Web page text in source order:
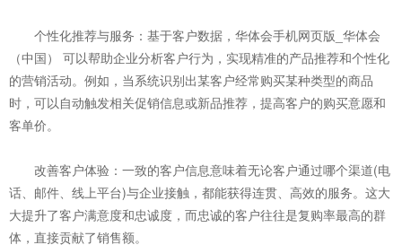
个性化推荐与服务：基于客户数据，华体会手机网页版_华体会
（中国） 可以帮助企业分析客户行为 ，实现精准的产品推荐和个性化
的营销活动。例如，当系统识别出某客户经常购买某种类型的商品
时，可以自动触发相关促销信息或新品推荐，提高客户的购买意愿和
客单价。
改善客户体验：一致的客户信息意味着无论客户通过哪个渠道(电
话、邮件、线上平台)与企业接触，都能获得连贯、高效的服务。这大
大提升了客户满意度和忠诚度，而忠诚的客户往往是复购率最高的群
体，直接贡献了销售额。